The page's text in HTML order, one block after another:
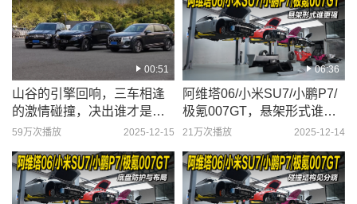
00:51
山谷的引擎回响，三车相逢
的激情碰撞，决出谁才是公
路之王
2025-12-15
59万次播放
06:36
阿维塔06/小米SU7/小鹏P7/
极氪007GT，悬架形式谁更
强？
2025-12-14
21万次播放